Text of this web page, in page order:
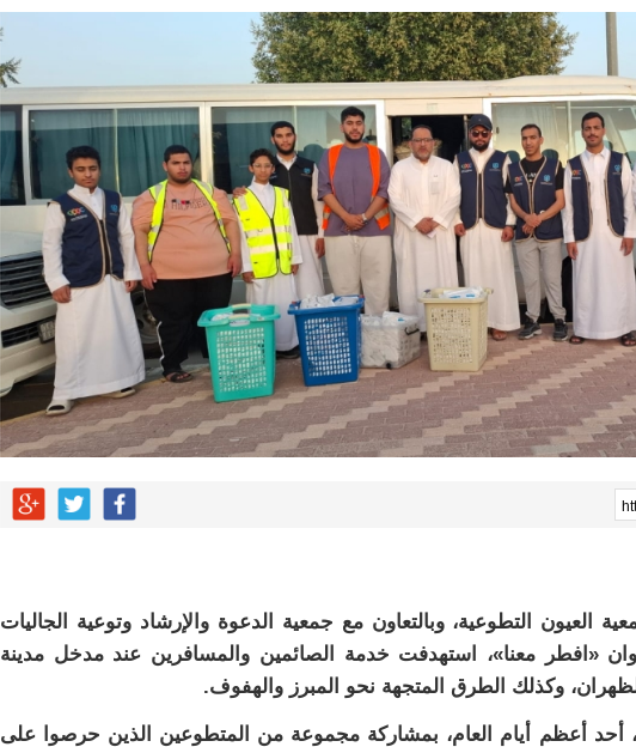
المنزلية ليست من التابعين
كيف يحوّلون الفكرة إلى “أثر”
كنز صحي لا يجب التخلص منه
العيون التطوعية، وبالتعاون مع جمعية الدعوة والإرشاد وتوعية الجاليات
«افطر معنا»، استهدفت خدمة الصائمين والمسافرين عند مدخل مدينة
وكذلك الطرق المتجهة نحو المبرز والهفوف.
أحد أعظم أيام العام، بمشاركة مجموعة من المتطوعين الذين حرصوا على